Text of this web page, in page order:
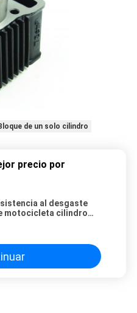
de un solo cilindro
precio por
al desgaste
motocicleta cilindro